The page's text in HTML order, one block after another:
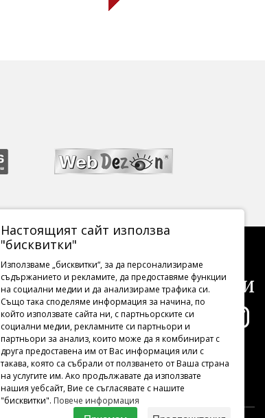
Последвайте ни
Настоящият сайт използва
"бисквитки"
Използваме „бисквитки“, за да персонализираме
съдържанието и рекламите, да предоставяме функции
на социални медии и да анализираме трафика си.
Също така споделяме информация за начина, по
който използвате сайта ни, с партньорските си
социални медии, рекламните си партньори и
партньори за анализ, които може да я комбинират с
друга предоставена им от Вас информация или с
такава, която са събрали от ползването от Ваша страна
на услугите им. Ако продължавате да използвате
нашия уебсайт, Вие се съгласявате с нашите
"бисквитки". Повече информация